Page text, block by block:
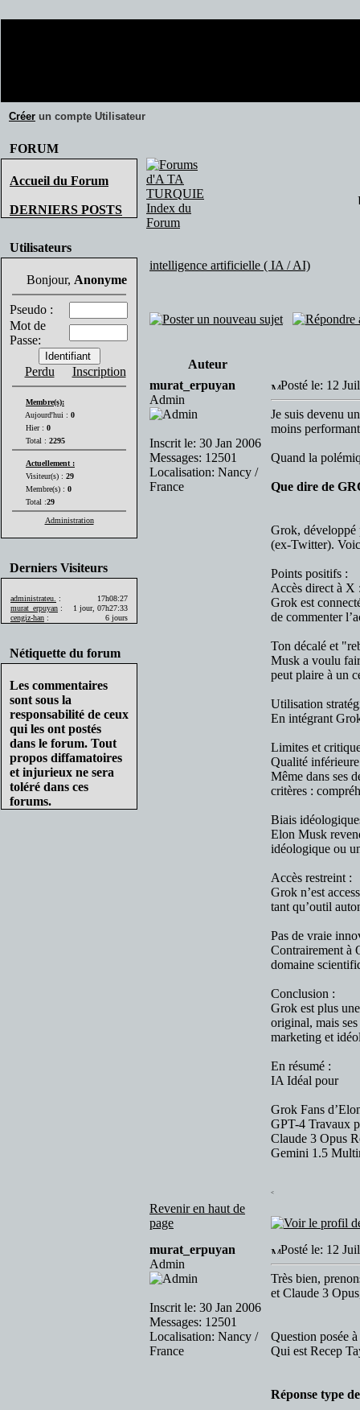
Créer un compte Utilisateur
FORUM
Accueil du Forum
DERNIERS POSTS
Utilisateurs
Bonjour, Anonyme
Pseudo :
Mot de
Passe:
Perdu Inscription
Membre(s):
Aujourd'hui : 0
Hier : 0
Total : 2295
Actuellement :
Visiteur(s) : 29
Membre(s) : 0
Total :29
Administration
Derniers Visiteurs
administrateu. :
17h08:27
murat_erpuyan :
1 jour, 07h27:33
cengiz-han : 6 jours
Nétiquette du forum
Les commentaires
sont sous la
responsabilité de ceux
qui les ont postés
dans le forum. Tout
propos diffamatoires
et injurieux ne sera
toléré dans ces
forums.
intelligence artificielle ( IA / AI)
Auteur
murat_erpuyan
Admin
Inscrit le: 30 Jan 2006
Messages: 12501
Localisation: Nancy /
France
Posté le: 12
Je suis devenu
moins
Quand la
Que dire de
Grok, développé
(ex-Twitter).
Points positifs :
Accès direct à X
Grok est
de commenter
Ton décalé et
Musk a voulu
peut plaire à un
Utilisation
En intégrant
Limites et
Qualité
Même dans ses
critères :
Biais
Elon Musk
idéologique ou
Accès restreint :
Grok n’est
tant qu’outil
Pas de vraie
Contrairement à
domaine
Conclusion :
Grok est plus
original, mais
marketing et
En résumé :
IA Idéal pour
Grok Fans
GPT-4 Travaux
Claude 3 Opus
Gemini 1.5
<
Revenir en haut de
page
murat_erpuyan
Admin
Inscrit le: 30 Jan 2006
Messages: 12501
Localisation: Nancy /
France
Posté le: 12
Très bien,
et Claude 3
Question posée
Qui est Recep
Réponse type